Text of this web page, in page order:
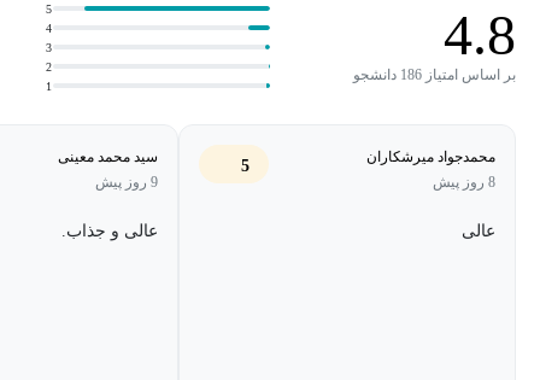
4.8
بر اساس امتیاز 186 دانشجو
1
2
3
4
5
محمدجواد میرشکاران
8 روز پیش
5
عالی
سید محمد معینی
9 روز پیش
عالی و جذاب.